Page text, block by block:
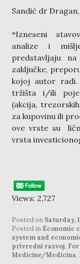
Sandić dr
*Izneseni
analize i
predstavljaju
zaključke,
kojoj autor radi.
tržišta i/ili
(akcija,
za kupovinu ili
ove vrste su
vrsta
Views: 2,727
Posted on Saturday,
Posted in Economic
system and
privredni razvoj,
Medicine/Medicina,